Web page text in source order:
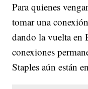
Para quienes
tomar una
dando la vuelta en
conexiones
Staples aún están